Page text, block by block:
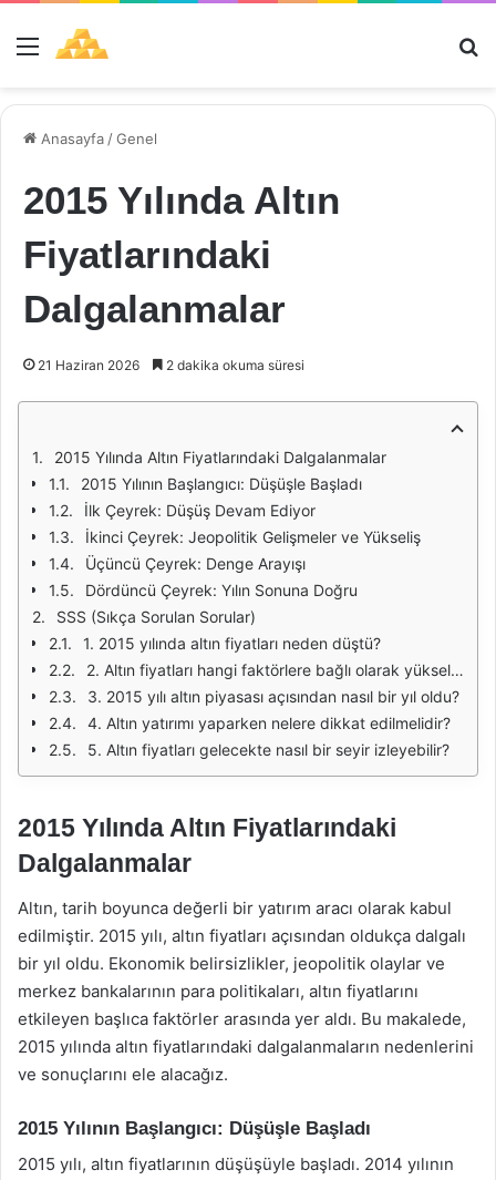
Menü
Anasayfa /Genel
2015 Yılında Altın
Fiyatlarındaki
Dalgalanmalar
21 Haziran 2026 2 dakika okuma süresi
2015 Yılında Altın Fiyatlarındaki Dalgalanmalar
2015 Yılının Başlangıcı: Düşüşle Başladı
İlk Çeyrek: Düşüş Devam Ediyor
İkinci Çeyrek: Jeopolitik Gelişmeler ve Yükseliş
Üçüncü Çeyrek: Denge Arayışı
Dördüncü Çeyrek: Yılın Sonuna Doğru
SSS (Sıkça Sorulan Sorular)
1. 2015 yılında altın fiyatları neden düştü?
2. Altın fiyatları hangi faktörlere bağlı olarak yükseldi?
3. 2015 yılı altın piyasası açısından nasıl bir yıl oldu?
4. Altın yatırımı yaparken nelere dikkat edilmelidir?
5. Altın fiyatları gelecekte nasıl bir seyir izleyebilir?
2015 Yılında Altın Fiyatlarındaki
Dalgalanmalar
Altın, tarih boyunca değerli bir yatırım aracı olarak kabul
edilmiştir. 2015 yılı, altın fiyatları açısından oldukça dalgalı
bir yıl oldu. Ekonomik belirsizlikler, jeopolitik olaylar ve
merkez bankalarının para politikaları, altın fiyatlarını
etkileyen başlıca faktörler arasında yer aldı. Bu makalede,
2015 yılında altın fiyatlarındaki dalgalanmaların nedenlerini
ve sonuçlarını ele alacağız.
2015 Yılının Başlangıcı: Düşüşle Başladı
2015 yılı, altın fiyatlarının düşüşüyle başladı. 2014 yılının